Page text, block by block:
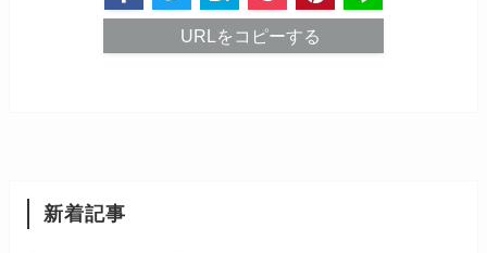
URLをコピーする
新着記事